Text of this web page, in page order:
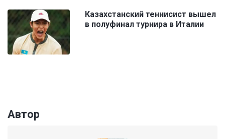
Казахстанский теннисист вышел
в полуфинал турнира в Италии
Автор